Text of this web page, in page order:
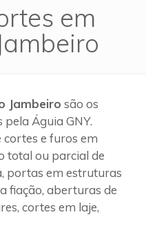
em
Jambeiro são os
Águia GNY.
cortes e furos em
total ou parcial de
portas em estruturas
fiação, aberturas de
cortes em laje,